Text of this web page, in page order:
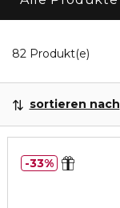
82 Produkt(e)
sortieren nach
33%